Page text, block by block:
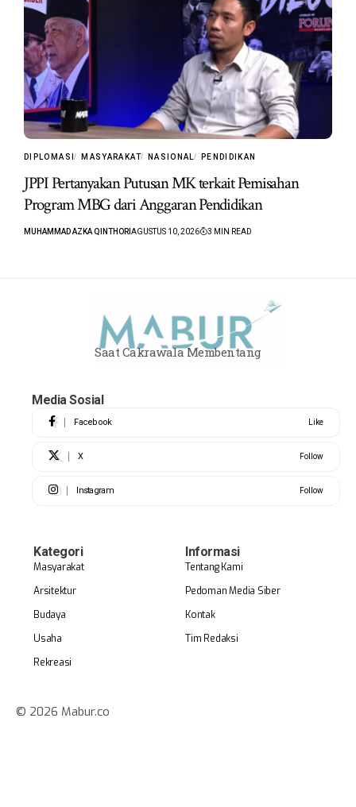
DIPLOMASI MASYARAKAT NASIONAL PENDIDIKAN
JPPI Pertanyakan Putusan MK terkait Pemisahan
Program MBG dari Anggaran Pendidikan
MUHAMMAD AZKA QINTHORI AGUSTUS 10, 2026 3 MIN READ
Saat Cakrawala Membentang
Media Sosial
Facebook Like
X Follow
Instagram Follow
Kategori
Masyarakat
Arsitektur
Budaya
Usaha
Rekreasi
Informasi
Tentang Kami
Pedoman Media Siber
Kontak
Tim Redaksi
© 2026 Mabur.co